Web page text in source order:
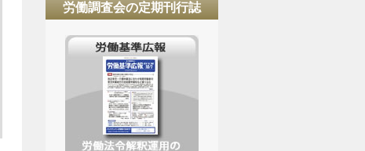
労働調査会の定期刊行誌